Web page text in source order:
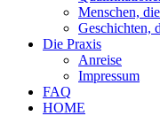
Menschen,
Geschichten,
Die Praxis
Anreise
Impressum
FAQ
HOME